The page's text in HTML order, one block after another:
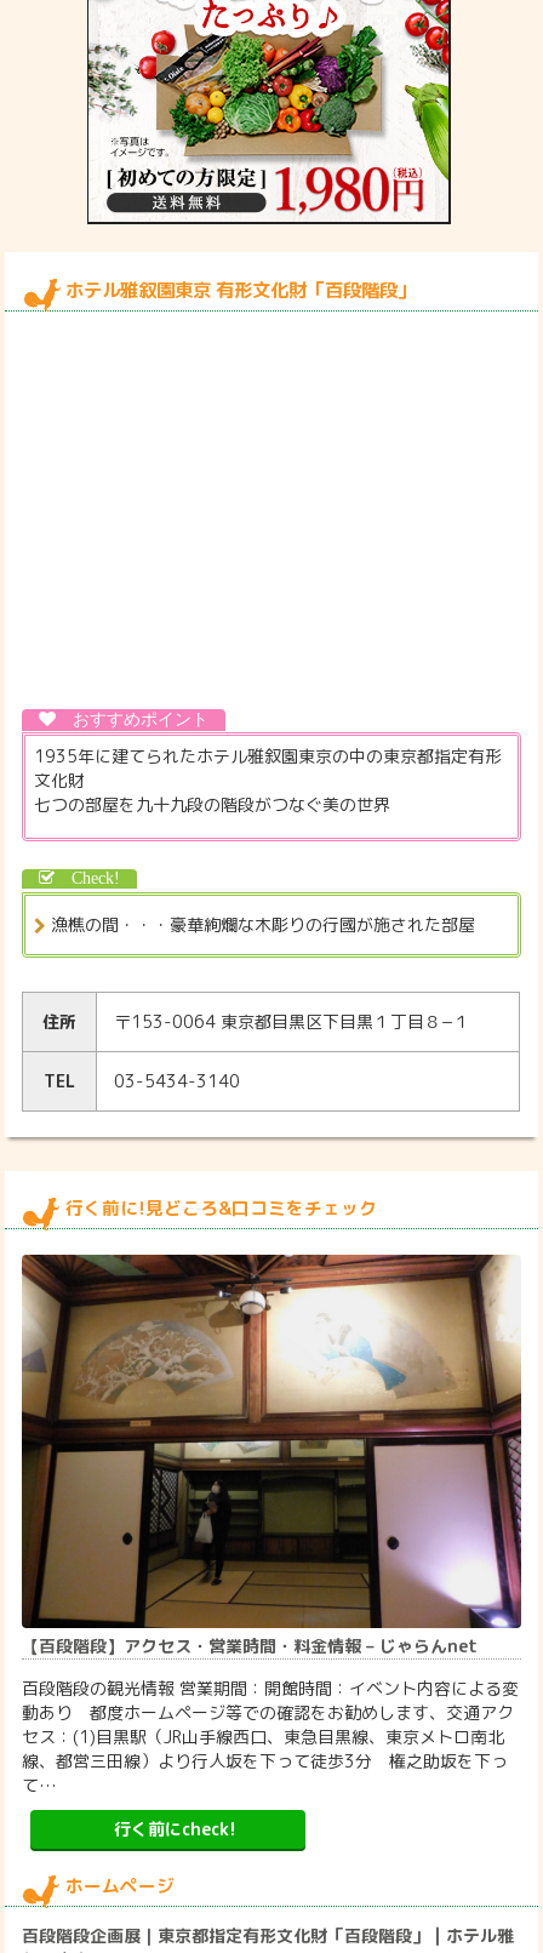
ホテル雅叙園東京 有形文化財「百段階段」
1935年に建てられたホテル雅叙園東京の中の東京都指定有形
文化財
七つの部屋を九十九段の階段がつなぐ美の世界
漁樵の間・・・豪華絢爛な木彫りの行國が施された部屋
住所 〒153-0064 東京都目黒区下目黒１丁目８−１
TEL 03-5434-3140
行く前に!見どころ&口コミをチェック
【百段階段】アクセス・営業時間・料金情報 – じゃらんnet
百段階段の観光情報 営業期間：開館時間：イベント内容による変
動あり 都度ホームページ等での確認をお勧めします、交通アク
セス：(1)目黒駅（JR山手線西口、東急目黒線、東京メトロ南北
線、都営三田線）より行人坂を下って徒歩3分 権之助坂を下っ
て…
行く前にcheck!
ホームページ
百段階段企画展｜東京都指定有形文化財「百段階段」 | ホテル雅